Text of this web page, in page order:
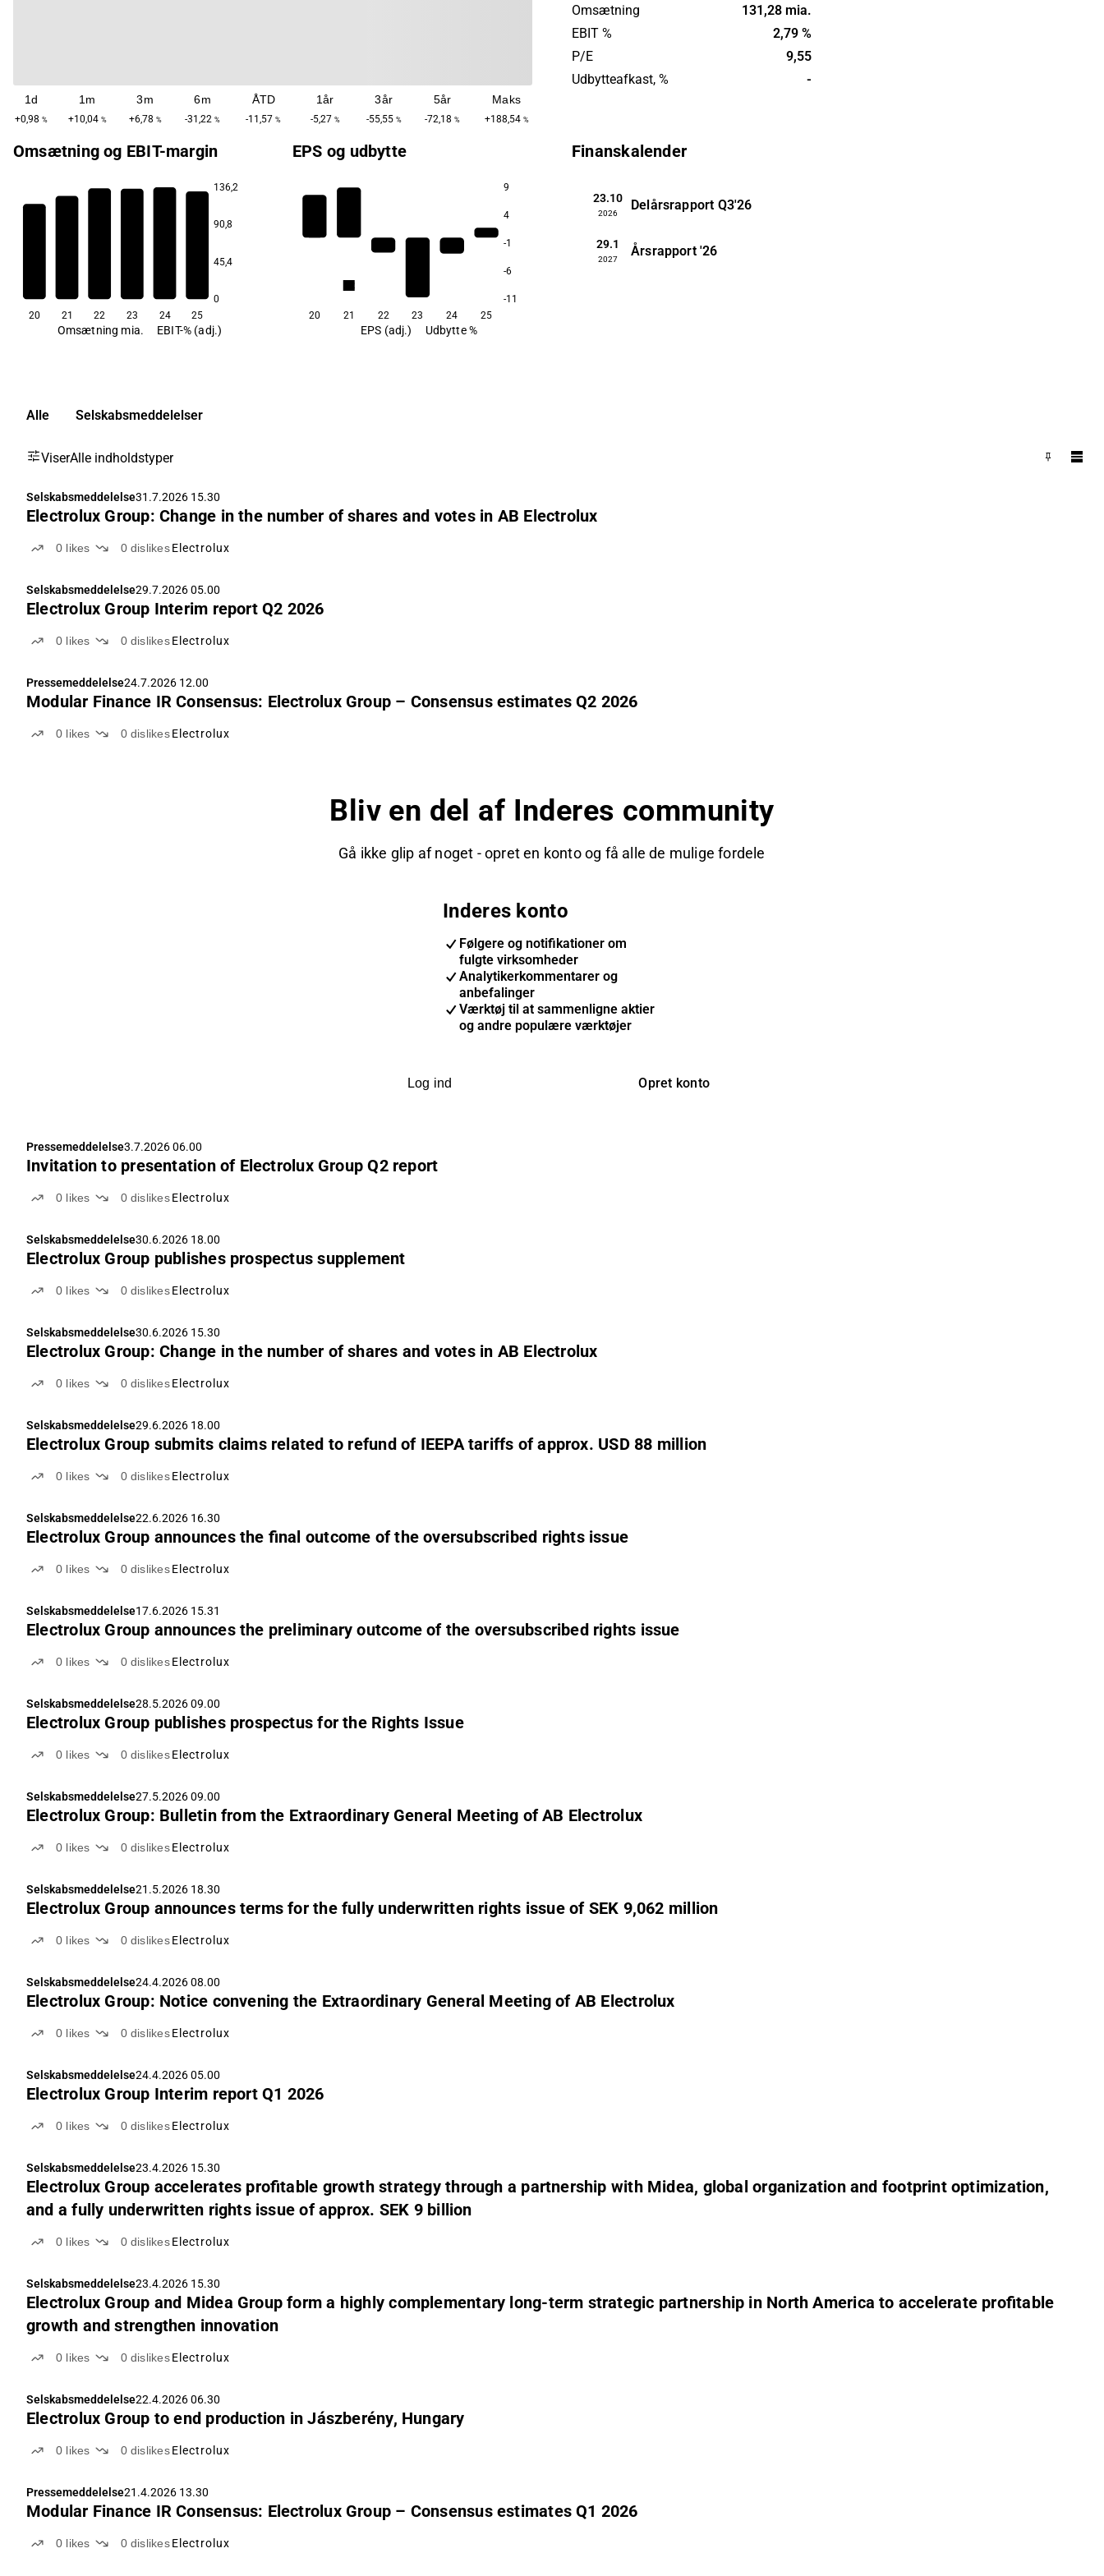
1d
+0,98 %
1m
+10,04 %
3m
+6,78 %
6m
-31,22 %
ÅTD
-11,57 %
1år
-5,27 %
3år
-55,55 %
5år
-72,18 %
Maks
+188,54 %
company was originally founded in
1919 through a merger of
Elektromekaniska AB and AB Lux. The
head office is located in Stockholm.
Omsætning
131,28 mia.
EBIT %
2,79 %
P/E
9,55
Udbytteafkast, %
-
Omsætning og EBIT-margin
136,2
90,8
45,4
0
20 21 22 23 24 25
Omsætning mia. EBIT-% (adj.)
EPS og udbytte
9
4
-1
-6
-11
4,2
20 21 22 23 24 25
EPS (adj.) Udbytte %
Finanskalender
23.10
2026
Delårsrapport Q3'26
29.1
2027
Årsrapport '26
Alle Selskabsmeddelelser
ViserAlle indholdstyper
Selskabsmeddelelse31.7.2026 15.30
Electrolux Group: Change in the number of shares and votes in AB Electrolux
0 likes 0 dislikes Electrolux
Selskabsmeddelelse29.7.2026 05.00
Electrolux Group Interim report Q2 2026
0 likes 0 dislikes Electrolux
Pressemeddelelse24.7.2026 12.00
Modular Finance IR Consensus: Electrolux Group – Consensus estimates Q2 2026
0 likes 0 dislikes Electrolux
Bliv en del af Inderes community
Gå ikke glip af noget - opret en konto og få alle de mulige fordele
Inderes konto
Følgere og notifikationer om
fulgte virksomheder
Analytikerkommentarer og
anbefalinger
Værktøj til at sammenligne aktier
og andre populære værktøjer
Log ind Opret konto
Pressemeddelelse3.7.2026 06.00
Invitation to presentation of Electrolux Group Q2 report
0 likes 0 dislikes Electrolux
Selskabsmeddelelse30.6.2026 18.00
Electrolux Group publishes prospectus supplement
0 likes 0 dislikes Electrolux
Selskabsmeddelelse30.6.2026 15.30
Electrolux Group: Change in the number of shares and votes in AB Electrolux
0 likes 0 dislikes Electrolux
Selskabsmeddelelse29.6.2026 18.00
Electrolux Group submits claims related to refund of IEEPA tariffs of approx. USD 88 million
0 likes 0 dislikes Electrolux
Selskabsmeddelelse22.6.2026 16.30
Electrolux Group announces the final outcome of the oversubscribed rights issue
0 likes 0 dislikes Electrolux
Selskabsmeddelelse17.6.2026 15.31
Electrolux Group announces the preliminary outcome of the oversubscribed rights issue
0 likes 0 dislikes Electrolux
Selskabsmeddelelse28.5.2026 09.00
Electrolux Group publishes prospectus for the Rights Issue
0 likes 0 dislikes Electrolux
Selskabsmeddelelse27.5.2026 09.00
Electrolux Group: Bulletin from the Extraordinary General Meeting of AB Electrolux
0 likes 0 dislikes Electrolux
Selskabsmeddelelse21.5.2026 18.30
Electrolux Group announces terms for the fully underwritten rights issue of SEK 9,062 million
0 likes 0 dislikes Electrolux
Selskabsmeddelelse24.4.2026 08.00
Electrolux Group: Notice convening the Extraordinary General Meeting of AB Electrolux
0 likes 0 dislikes Electrolux
Selskabsmeddelelse24.4.2026 05.00
Electrolux Group Interim report Q1 2026
0 likes 0 dislikes Electrolux
Selskabsmeddelelse23.4.2026 15.30
Electrolux Group accelerates profitable growth strategy through a partnership with Midea, global organization and footprint optimization,
and a fully underwritten rights issue of approx. SEK 9 billion
0 likes 0 dislikes Electrolux
Selskabsmeddelelse23.4.2026 15.30
Electrolux Group and Midea Group form a highly complementary long-term strategic partnership in North America to accelerate profitable
growth and strengthen innovation
0 likes 0 dislikes Electrolux
Selskabsmeddelelse22.4.2026 06.30
Electrolux Group to end production in Jászberény, Hungary
0 likes 0 dislikes Electrolux
Pressemeddelelse21.4.2026 13.30
Modular Finance IR Consensus: Electrolux Group – Consensus estimates Q1 2026
0 likes 0 dislikes Electrolux